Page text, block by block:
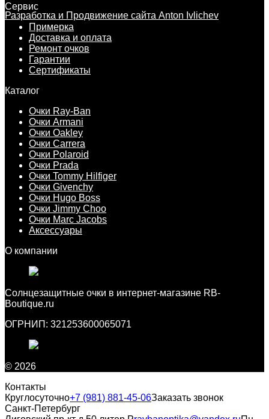
Разработка и Продвижение сайта Anton Ivlichev
Сервис
Примерка
Доставка и оплата
Ремонт очков
Гарантии
Сертификаты
Каталог
Очки Ray-Ban
Очки Armani
Очки Oakley
Очки Carrera
Очки Polaroid
Очки Prada
Очки Tommy Hilfiger
Очки Givenchy
Очки Hugo Boss
Очки Jimmy Choo
Очки Marc Jacobs
Аксессуары
О компании
Cолнцезащитные очки в интернет-магазине RB-
Boutique.ru
ОГРНИП: 321253600065071
© 2026
Контакты
Круглосуточно+7 (981) 881-45-06Заказать звонок
Санкт-Петербург